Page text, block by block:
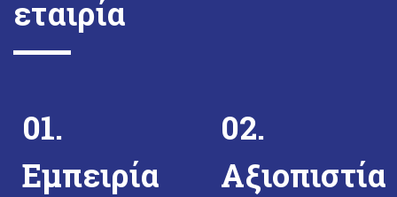
εταιρία
01.
Εμπειρία
02.
Αξιοπιστία